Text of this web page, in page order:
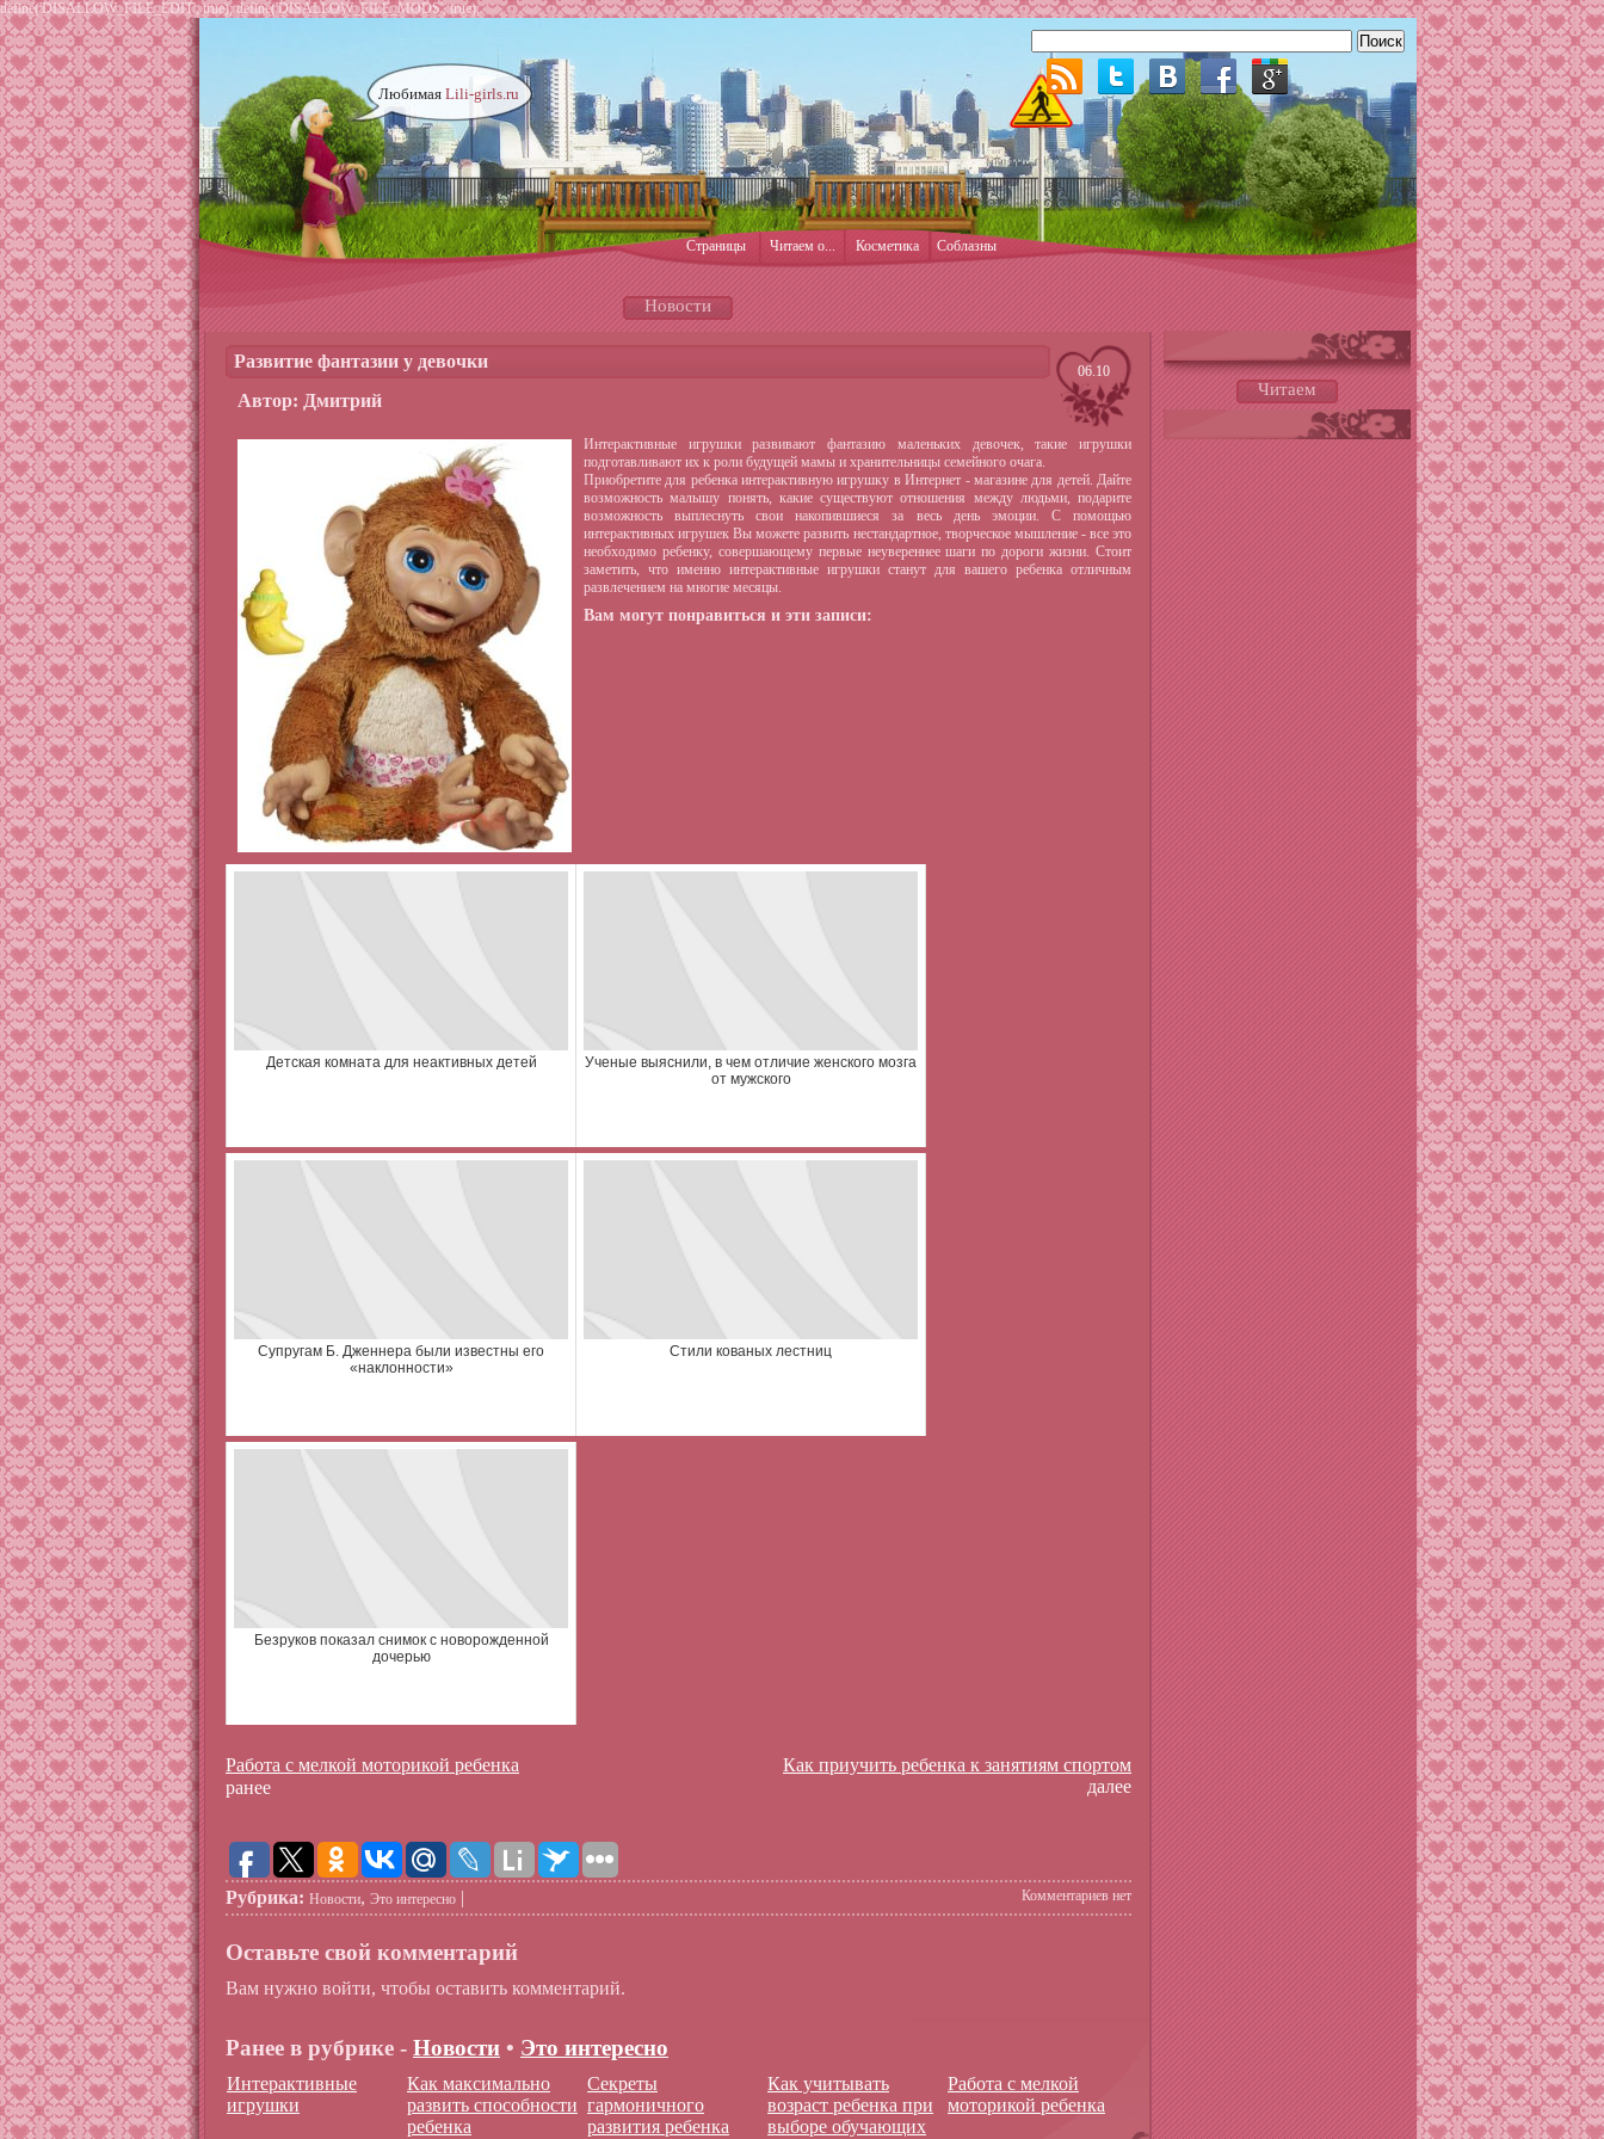
define('DISALLOW_FILE_EDIT', true); define('DISALLOW_FILE_MODS', true);
Любимая Lili-girls.ru
Страницы Читаем о... Косметика Соблазны
Новости
06.10
Развитие фантазии у девочки
Автор: Дмитрий
Интерактивные игрушки развивают фантазию маленьких девочек, такие игрушки
подготавливают их к роли будущей мамы и хранительницы семейного очага.
Приобретите для ребенка интерактивную игрушку в Интернет - магазине для детей. Дайте
возможность малышу понять, какие существуют отношения между людьми, подарите
возможность выплеснуть свои накопившиеся за весь день эмоции. С помощью
интерактивных игрушек Вы можете развить нестандартное, творческое мышление - все это
необходимо ребенку, совершающему первые неувереннее шаги по дороги жизни. Стоит
заметить, что именно интерактивные игрушки станут для вашего ребенка отличным
развлечением на многие месяцы.
Вам могут понравиться и эти записи:
Детская комната для неактивных детей
Ученые выяснили, в чем отличие женского мозга
от мужского
Супругам Б. Дженнера были известны его
«наклонности»
Стили кованых лестниц
Безруков показал снимок с новорожденной
дочерью
Работа с мелкой моторикой ребенка
ранее
Как приучить ребенка к занятиям спортом
далее
Комментариев нет
Рубрика: Новости, Это интересно |
Оставьте свой комментарий
Вам нужно войти, чтобы оставить комментарий.
Ранее в рубрике - Новости • Это интересно
Интерактивные
игрушки
Как максимально
развить способности
ребенка
Секреты
гармоничного
развития ребенка
Как учитывать
возраст ребенка при
выборе обучающих
Работа с мелкой
моторикой ребенка
Читаем